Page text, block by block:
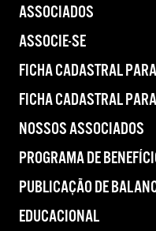
ASSOCIADOS
ASSOCIE-SE
FICHA CADASTRAL
FICHA CADASTRAL
NOSSOS ASSOCIADOS
PROGRAMA DE
PUBLICAÇÃO DE
EDUCACIONAL